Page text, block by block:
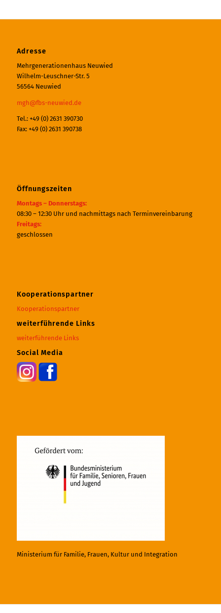
Adresse
Mehrgenerationenhaus Neuwied
Wilhelm-Leuschner-Str. 5
56564 Neuwied
mgh@fbs-neuwied.de
Tel.: +49 (0) 2631 390730
Fax: +49 (0) 2631 390738
Öffnungszeiten
Montags – Donnerstags:
08:30 – 12:30 Uhr und nachmittags nach Terminvereinbarung
Freitags:
geschlossen
Kooperationspartner
Kooperationspartner
weiterführende Links
weiterführende Links
Social Media
Ministerium für Familie, Frauen, Kultur und Integration